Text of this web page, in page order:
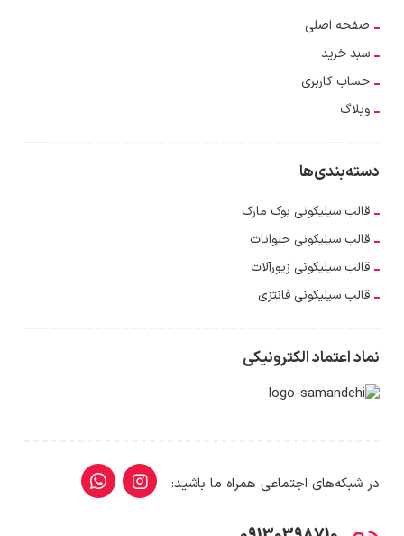
صفحه اصلی
سبد خرید
حساب کاربری
وبلاگ
دسته‌بندی‌ها
قالب سیلیکونی بوک مارک
قالب سیلیکونی حیوانات
قالب سیلیکونی زیورآلات
قالب سیلیکونی فانتزی
نماد اعتماد الکترونیکی
در شبکه‌های اجتماعی همراه ما باشید: